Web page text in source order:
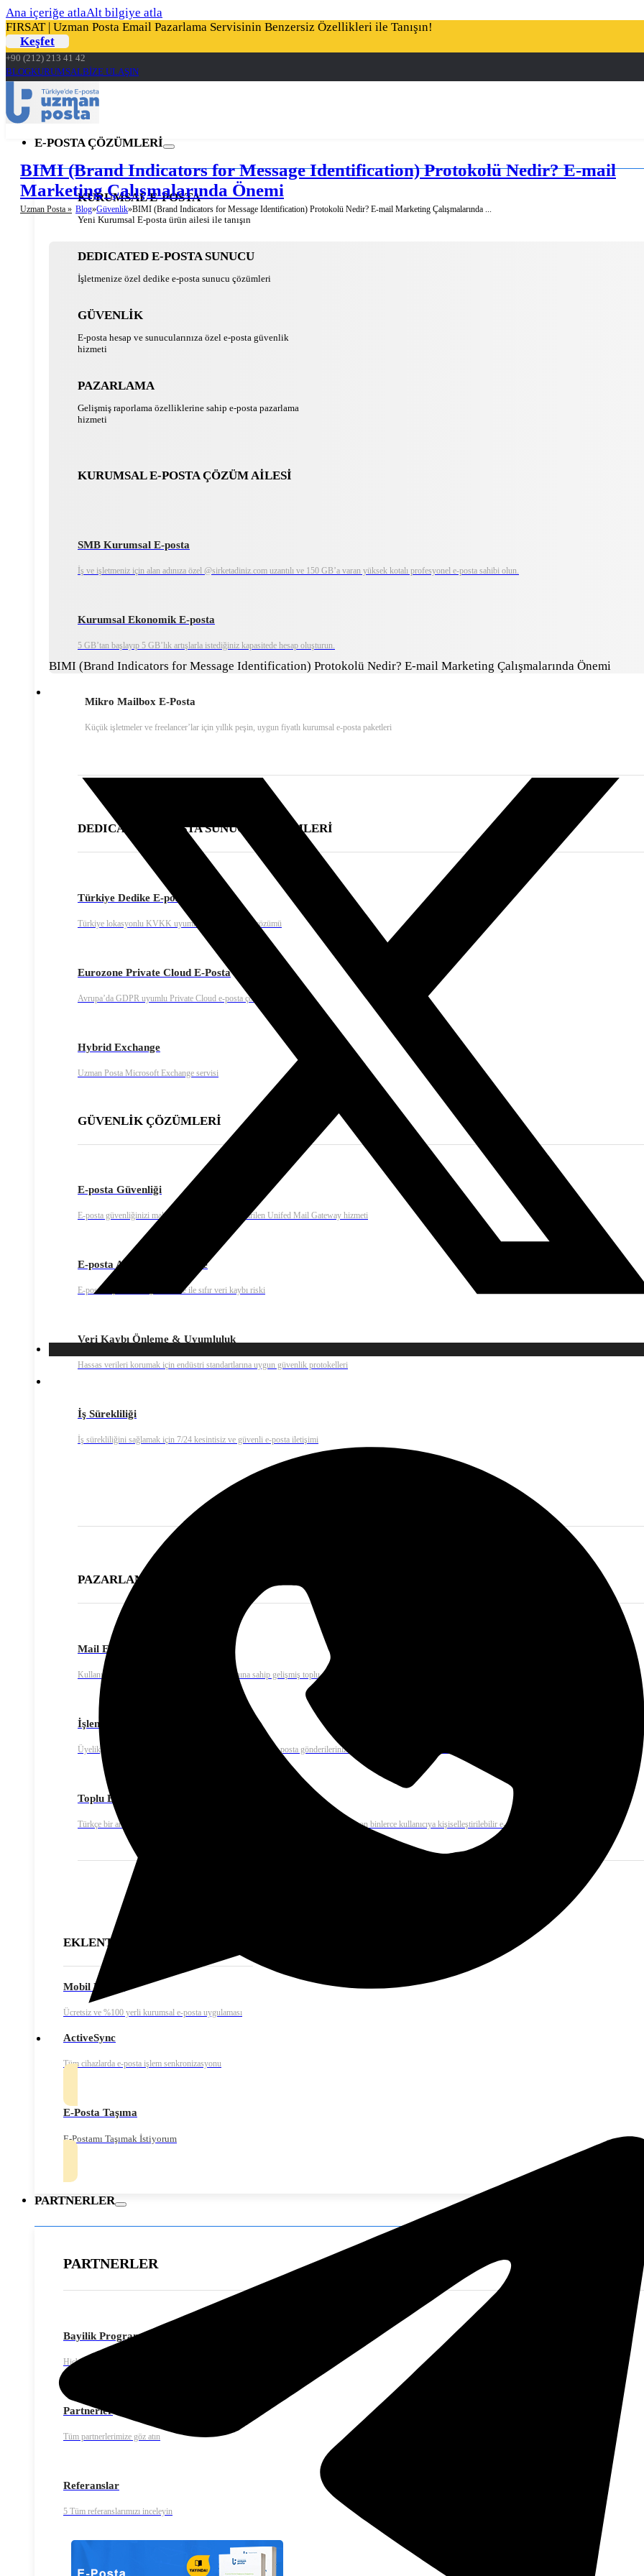
Ana içeriğe atlaAlt bilgiye atla
FIRSAT | Uzman Posta Email Pazarlama Servisinin Benzersiz Özellikleri ile Tanışın!
Keşfet
+90 (212) 213 41 42
BLOGKURUMSALBİZE ULAŞIN
E-POSTA ÇÖZÜMLERİ
KURUMSAL E-POSTA
Yeni Kurumsal E-posta ürün ailesi ile tanışın
DEDICATED E-POSTA SUNUCU
İşletmenize özel dedike e-posta sunucu çözümleri
GÜVENLİK
E-posta hesap ve sunucularınıza özel e-posta güvenlik
hizmeti
PAZARLAMA
Gelişmiş raporlama özelliklerine sahip e-posta pazarlama
hizmeti
KURUMSAL E-POSTA ÇÖZÜM AİLESİ
SMB Kurumsal E-posta
İş ve işletmeniz için alan adınıza özel @sirketadiniz.com uzantılı ve 150 GB’a varan yüksek kotalı profesyonel e-posta sahibi olun.
Kurumsal Ekonomik E-posta
5 GB’tan başlayıp 5 GB’lık artışlarla istediğiniz kapasitede hesap oluşturun.
Mikro Mailbox E-Posta
Küçük işletmeler ve freelancer’lar için yıllık peşin, uygun fiyatlı kurumsal e-posta paketleri
DEDICATED E-POSTA SUNUCU ÇÖZÜMLERİ
Türkiye Dedike E-posta Sunucusu
Türkiye lokasyonlu KVKK uyumlu Dedike e-posta çözümü
Eurozone Private Cloud E-Posta
Avrupa’da GDPR uyumlu Private Cloud e-posta çözümü
Hybrid Exchange
Uzman Posta Microsoft Exchange servisi
GÜVENLİK ÇÖZÜMLERİ
E-posta Güvenliği
E-posta güvenliğinizi maksimum olması için geliştirilen Unifed Mail Gateway hizmeti
E-posta Arşiv ve Yedekleme
E-posta arşivleme ve yedekleme ile sıfır veri kaybı riski
Veri Kaybı Önleme & Uyumluluk
Hassas verileri korumak için endüstri standartlarına uygun güvenlik protokelleri
İş Sürekliliği
İş sürekliliğini sağlamak için 7/24 kesintisiz ve güvenli e-posta iletişimi
PAZARLAMA ÇÖZÜMLERİ
Mail Extra – E-mail Marketing
Kullanımı kolay, yüksek teslim edilebilirlik oranına sahip gelişmiş toplu mail çözümü ile binlerce e-postayı dakikalar içerisinde gönderiz.
İşlemsel E-posta
Üyelik, ödeme onay ya da fatura bildirimleri gibi işlemsel e-posta gönderilerinizi otomatik olarak gerçekleştirme ve anında kolayca raporlama
Toplu E-Posta
Türkçe bir arayüze sahip kullanıcı dostu mail tasarımı ve editörü ile sadece tek tıkla on binlerce kullanıcıya kişiselleştirilebilir e-posta gönderimi
EKLENTİLER
Mobil Erişim
Ücretsiz ve %100 yerli kurumsal e-posta uygulaması
ActiveSync
Tüm cihazlarda e-posta işlem senkronizasyonu
E-Posta Taşıma
E-Postamı Taşımak İstiyorum
PARTNERLER
PARTNERLER
Bayilik Programı
Hiçbir yatırım yapmadan Uzman Posta bayisi olun.
Partnerler
Tüm partnerlerimize göz atın
Referanslar
5 Tüm referanslarımızı inceleyin
BIMI (Brand Indicators for Message Identification) Protokolü Nedir? E-mail
Marketing Çalışmalarında Önemi
Uzman Posta » Blog Güvenlik BIMI (Brand Indicators for Message Identification) Protokolü Nedir? E-mail Marketing Çalışmalarında ...
BIMI (Brand Indicators for Message Identification) Protokolü Nedir? E-mail Marketing Çalışmalarında Önemi